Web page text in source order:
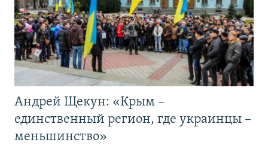
Андрей Щекун: «Крым –
единственный регион, где украинцы –
меньшинство»